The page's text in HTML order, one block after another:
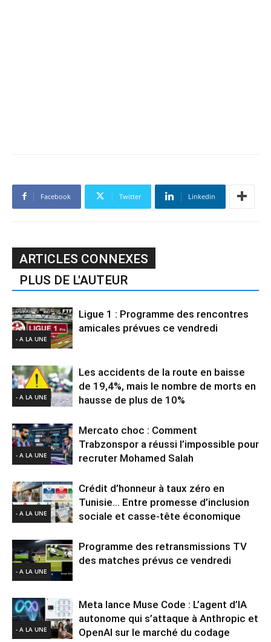
Facebook Twitter Linkedin
ARTICLES CONNEXES
PLUS DE L'AUTEUR
- A LA UNE
Ligue 1 : Programme des rencontres
amicales prévues ce vendredi
- A LA UNE
Les accidents de la route en baisse
de 19,4%, mais le nombre de morts en
hausse de plus de 10%
- A LA UNE
Mercato choc : Comment
Trabzonspor a réussi l’impossible pour
recruter Mohamed Salah
- A LA UNE
Crédit d’honneur à taux zéro en
Tunisie… Entre promesse d’inclusion
sociale et casse-tête économique
- A LA UNE
Programme des retransmissions TV
des matches prévus ce vendredi
- A LA UNE
Meta lance Muse Code : L’agent d’IA
autonome qui s’attaque à Anthropic et
OpenAI sur le marché du codage